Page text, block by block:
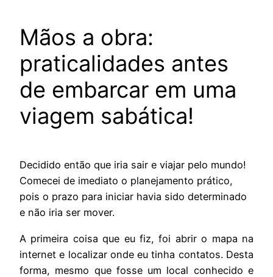
Mãos a obra:
praticalidades antes
de embarcar em uma
viagem sabática!
Decidido então que iria sair e viajar pelo mundo!
Comecei de imediato o planejamento prático,
pois o prazo para iniciar havia sido determinado
e não iria ser mover.
A primeira coisa que eu fiz, foi abrir o mapa na
internet e localizar onde eu tinha contatos. Desta
forma, mesmo que fosse um local conhecido e